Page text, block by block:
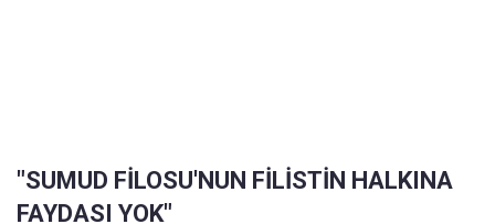
"SUMUD FİLOSU'NUN FİLİSTİN HALKINA
FAYDASI YOK"